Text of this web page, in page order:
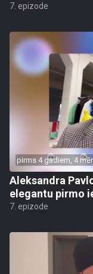
7. epizode
pirms 4 gadiem, 4
Aleksandra
elegantu pirmo
7. epizode